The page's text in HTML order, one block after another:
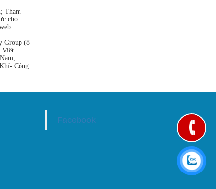
Tham
cho
Group (8
Việt
Công
Facebook